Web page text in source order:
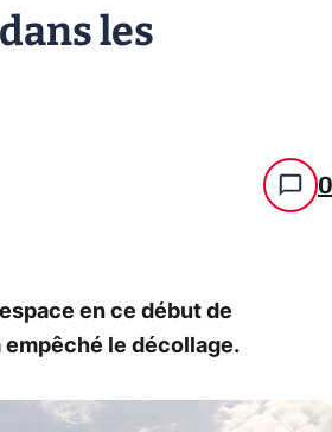
les
0
en ce début de
empêché le décollage.